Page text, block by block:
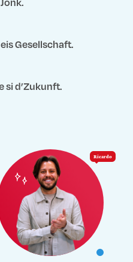
Ricardo
Gesellschaft.
si d’Zukunft.